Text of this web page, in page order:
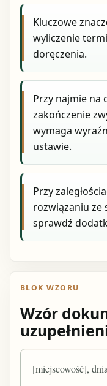
Kluczowe
wyliczenie
doręczenia.
Przy najmie na
zakończenie
wymaga
ustawie.
Przy
rozwiązaniu
sprawdź
BLOK WZORU
Wzór
[miejscowość],